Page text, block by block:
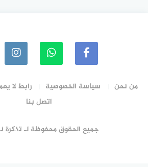
من نحن سياسة الخصوصية رابط لا
اتصل بنا
جميع الحقوق محفوظة لـ تذكرة نت